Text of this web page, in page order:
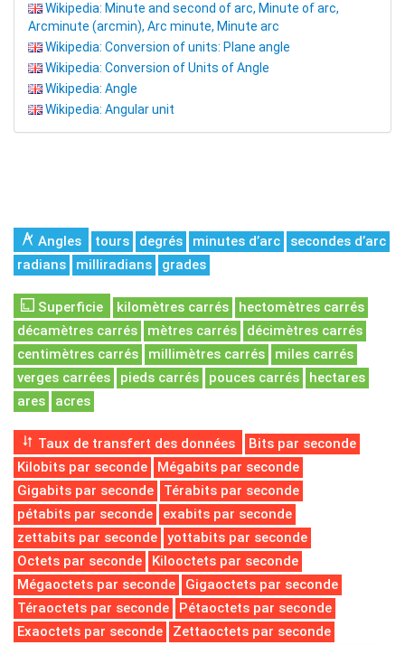
Wikipedia: Minute and second of arc, Minute of arc,
Arcminute (arcmin), Arc minute, Minute arc
Wikipedia: Conversion of units: Plane angle
Wikipedia: Conversion of Units of Angle
Wikipedia: Angle
Wikipedia: Angular unit
Angles tours degrés minutes d’arc
secondes d’arc
radians
milliradians grades
Superficie kilomètres carrés
hectomètres carrés
décamètres carrés
mètres carrés
décimètres carrés
centimètres carrés
millimètres carrés
miles carrés
verges carrées
pieds carrés pouces carrés
hectares
ares
acres
Taux de transfert des données
Bits par seconde
Kilobits par seconde
Mégabits par seconde
Gigabits par seconde
Térabits par seconde
pétabits par seconde
exabits par seconde
zettabits par seconde
yottabits par seconde
Octets par seconde
Kilooctets par seconde
Mégaoctets par seconde
Gigaoctets par seconde
Téraoctets par seconde
Pétaoctets par seconde
Exaoctets par seconde
Zettaoctets par seconde